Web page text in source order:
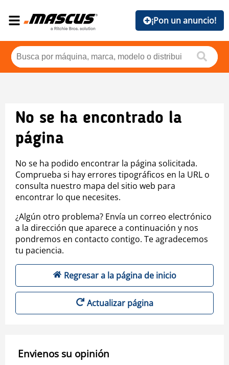
¡Pon un anuncio!
No se ha encontrado la
página
No se ha podido encontrar la página solicitada.
Comprueba si hay errores tipográficos en la URL o
consulta nuestro mapa del sitio web para
encontrar lo que necesites.
¿Algún otro problema? Envía un correo electrónico
a la dirección que aparece a continuación y nos
pondremos en contacto contigo. Te agradecemos
tu paciencia.
Regresar a la página de inicio
Actualizar página
Envienos su opinión